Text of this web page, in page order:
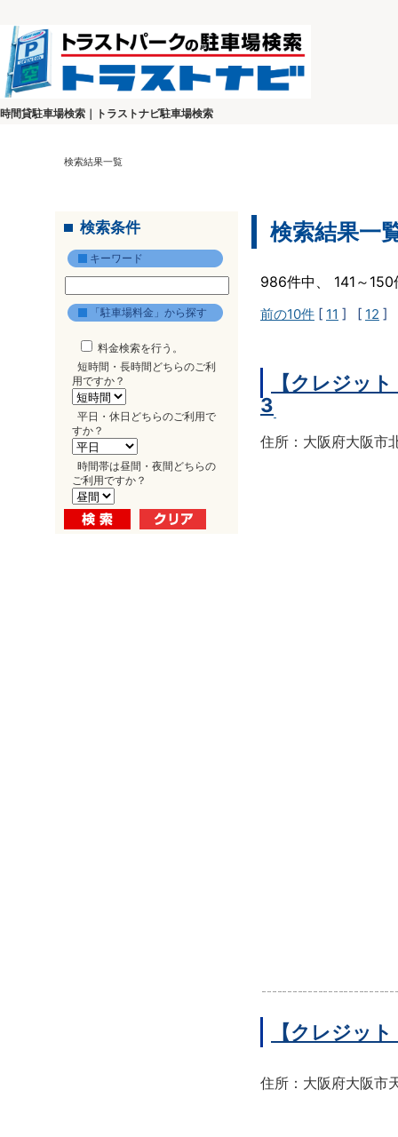
時間貸駐車場検索｜トラストナビ駐車場検索
検索結果一覧
検索条件
キーワード
「駐車場料金」から探す
料金検索を行う。
短時間・長時間どちらのご利
用ですか？
平日・休日どちらのご利用で
すか？
時間帯は昼間・夜間どちらの
ご利用ですか？
検索結果一
986件中、 141～
前の10件 [ 11 ] [ 12 ]
【クレジッ
3
住所：大阪府大阪市
【クレジッ
住所：大阪府大阪市